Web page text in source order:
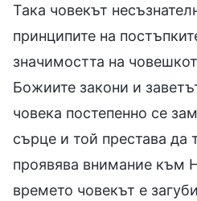
Така човекът
принципите на
значимостта на
Божиите закони и
човека постепенно се
сърце и той престава да
проявява внимание към
времето човекът е